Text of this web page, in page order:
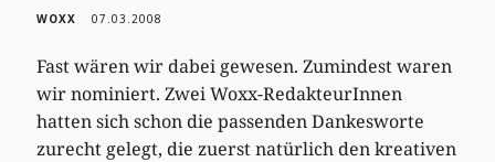
WOXX 07.03.2008
Fast wären wir dabei gewesen. Zumindest waren
wir nominiert. Zwei Woxx-RedakteurInnen
hatten sich schon die passenden Dankesworte
zurecht gelegt, die zuerst natürlich den kreativen